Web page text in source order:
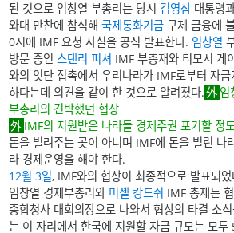
된 것으로 임창열 부총리는 당시 김영삼 대통령
와대 만찬에 참석해국제통화기금 구제 금융에
0시에 IMF 요청 사실을 공식 발표한다. 임창열
방문 중인 스탠리 피셔 IMF 부총재와 티모시 게
와의 잇단 접촉에서 우리나라가 IMF로부터 자
하다는데 의견을 같이 한 것으로 알려졌다.
임
부총리의 긴박했던 협상
IMF의 지원받은 나라들 경제주권 포기할 정도
돈을 빌려주는 곳이 아니며 IMF에 돈을 빌린 나
라 경제운영을 해야 한다.
12월 3일, IMF와의 협상이 최종적으로 발표되었
임창열 경제부총리와 미셸 캉드쉬 IMF 총재는
종합청사 대회의장으로 나와서 협상의 타결 소
는 이 자리에서 한국에 지원할 자금 규모는 모